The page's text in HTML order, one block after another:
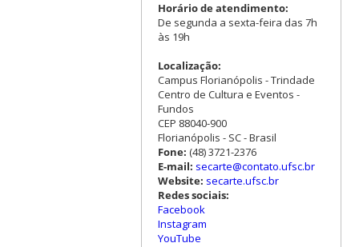
Horário de atendimento:
De segunda a sexta-feira das 7h
às 19h
Localização:
Campus Florianópolis - Trindade
Centro de Cultura e Eventos -
Fundos
CEP 88040-900
Florianópolis - SC - Brasil
Fone: (48) 3721-2376
E-mail: secarte@contato.ufsc.br
Website: secarte.ufsc.br
Redes sociais:
Facebook
Instagram
YouTube